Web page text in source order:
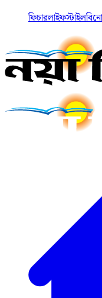
ফিচারলাইফস্টাইল